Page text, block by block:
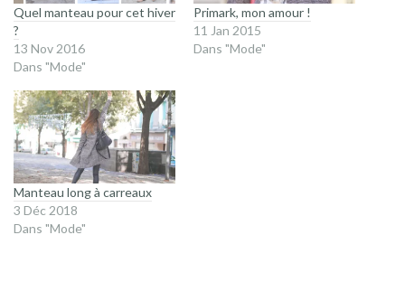
Quel manteau pour cet hiver
?
13 Nov 2016
Dans "Mode"
Primark, mon amour !
11 Jan 2015
Dans "Mode"
Manteau long à carreaux
3 Déc 2018
Dans "Mode"